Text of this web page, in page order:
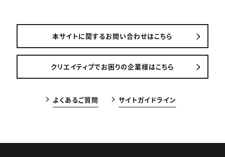
本サイトに関するお問い合わせはこちら
クリエイティブでお困りの企業様はこちら
よくあるご質問 サイトガイドライン